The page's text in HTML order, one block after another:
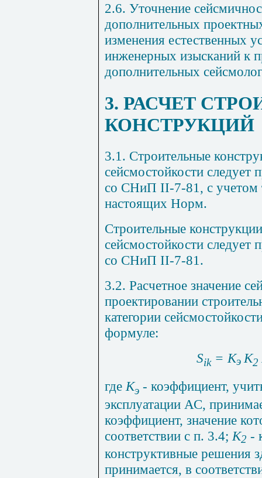
2.6. Уточнение
дополнительных
изменения естественных
инженерных изысканий к
дополнительных
3. РАСЧЕТ
КОНСТРУКЦИЙ
3.1. Строительные
сейсмостойкости следует
со СНиП II-7-81, с учетом
настоящих Норм.
Строительные
сейсмостойкости следует
со СНиП II-7-81.
3.2. Расчетное значение
проектировании
категории
формуле:
Sik= Kэ K2
где Кэ - коэффициент,
эксплуатации АС,
коэффициент, значение
соответствии с п. 3.4;K2 -
конструктивные решения
принимается, в